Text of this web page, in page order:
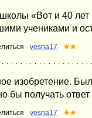
«Вот и 40
учениками и
vesna17 ★★
изобретение.
получать ответ
vesna17 ★★